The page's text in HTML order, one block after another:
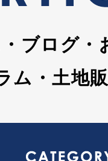
・ブログ・
ム・土地